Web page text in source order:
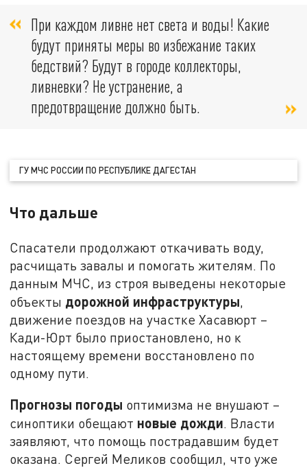
При каждом ливне нет света и воды! Какие
будут приняты меры во избежание таких
бедствий? Будут в городе коллекторы,
ливневки? Не устранение, а
предотвращение должно быть.
ГУ МЧС РОССИИ ПО РЕСПУБЛИКЕ ДАГЕСТАН
Что дальше
Спасатели продолжают откачивать воду,
расчищать завалы и помогать жителям. По
данным МЧС, из строя выведены некоторые
объекты дорожной инфраструктуры,
движение поездов на участке Хасавюрт –
Кади-Юрт было приостановлено, но к
настоящему времени восстановлено по
одному пути.
Прогнозы погоды оптимизма не внушают –
синоптики обещают новые дожди. Власти
заявляют, что помощь пострадавшим будет
оказана. Сергей Меликов сообщил, что уже